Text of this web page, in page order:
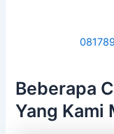
Beberapa
Yang Kami